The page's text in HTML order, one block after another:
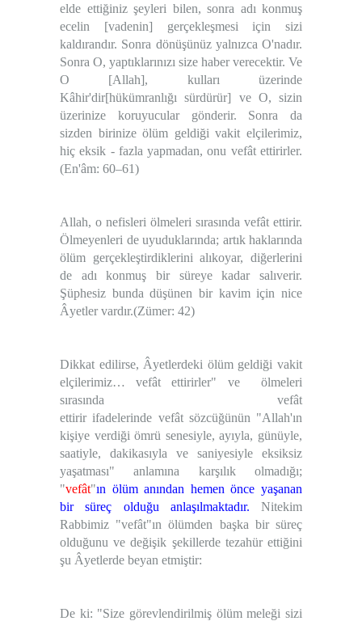
elde ettiğiniz şeyleri bilen, sonra adı konmuş
ecelin [vadenin] gerçekleşmesi için sizi
kaldırandır. Sonra dönüşünüz yalnızca O'nadır.
Sonra O, yaptıklarınızı size haber verecektir. Ve
O [Allah], kulları üzerinde
Kâhir'dir[hükümranlığı sürdürür] ve O, sizin
üzerinize koruyucular gönderir. Sonra da
sizden birinize ölüm geldiği vakit elçilerimiz,
hiç eksik - fazla yapmadan, onu vefât ettirirler.
(En'âm: 60–61)
Allah, o nefisleri ölmeleri sırasında vefât ettirir.
Ölmeyenleri de uyuduklarında; artık haklarında
ölüm gerçekleştirdiklerini alıkoyar, diğerlerini
de adı konmuş bir süreye kadar salıverir.
Şüphesiz bunda düşünen bir kavim için nice
Âyetler vardır.(Zümer: 42)
Dikkat edilirse, Âyetlerdeki ölüm geldiği vakit
elçilerimiz…vefât ettirirler" veölmeleri
sırasında vefât
ettiririfadelerinde vefâtsözcüğünün "Allah'ın
kişiye verdiği ömrü senesiyle, ayıyla, günüyle,
saatiyle, dakikasıyla ve saniyesiyle eksiksiz
yaşatması" anlamına karşılık olmadığı;
"vefât"ın ölüm anından hemen önce yaşanan
bir süreç olduğu anlaşılmaktadır. Nitekim
Rabbimiz "vefât"ın ölümden başka bir süreç
olduğunu ve değişik şekillerde tezahür ettiğini
şu Âyetlerde beyan etmiştir:
De ki: "Size görevlendirilmiş ölüm meleği sizi